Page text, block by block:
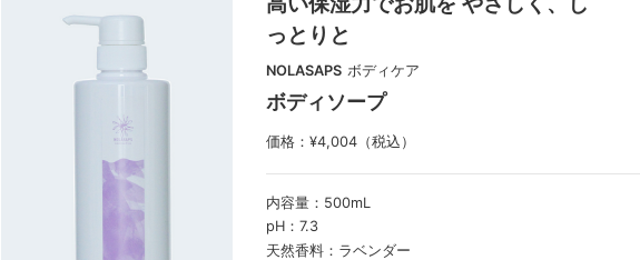
っとりと
NOLASAPS ボディケア
ボディソープ
価格：¥4,004（税込）
内容量： 500mL
pH： 7.3
天然香料： ラベンダー